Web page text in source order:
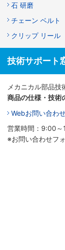
石 研磨
チェーン ベルト
クリップ リール
技術サポート
メカニカル部品技
商品の仕様・技術
Webお問い合わ
営業時間：9:00～
※お問い合わせフ